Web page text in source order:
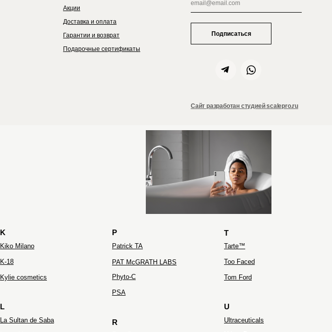
Сайт разработан студией scalepro.ru
Акции
Доставка и оплата
Гарантии и возврат
Подарочные сертификаты
Подписаться
Too Faced
ZIELINSKI&ROZEN
Tarte™
Tom Ford
Kiko Milano
Phyto-C
K-18
PSA
La Sultan de Saba
Kylie cosmetics
Patrick TA
K
L
P
R
T
U
PAT McGRATH LABS
Ultraceuticals